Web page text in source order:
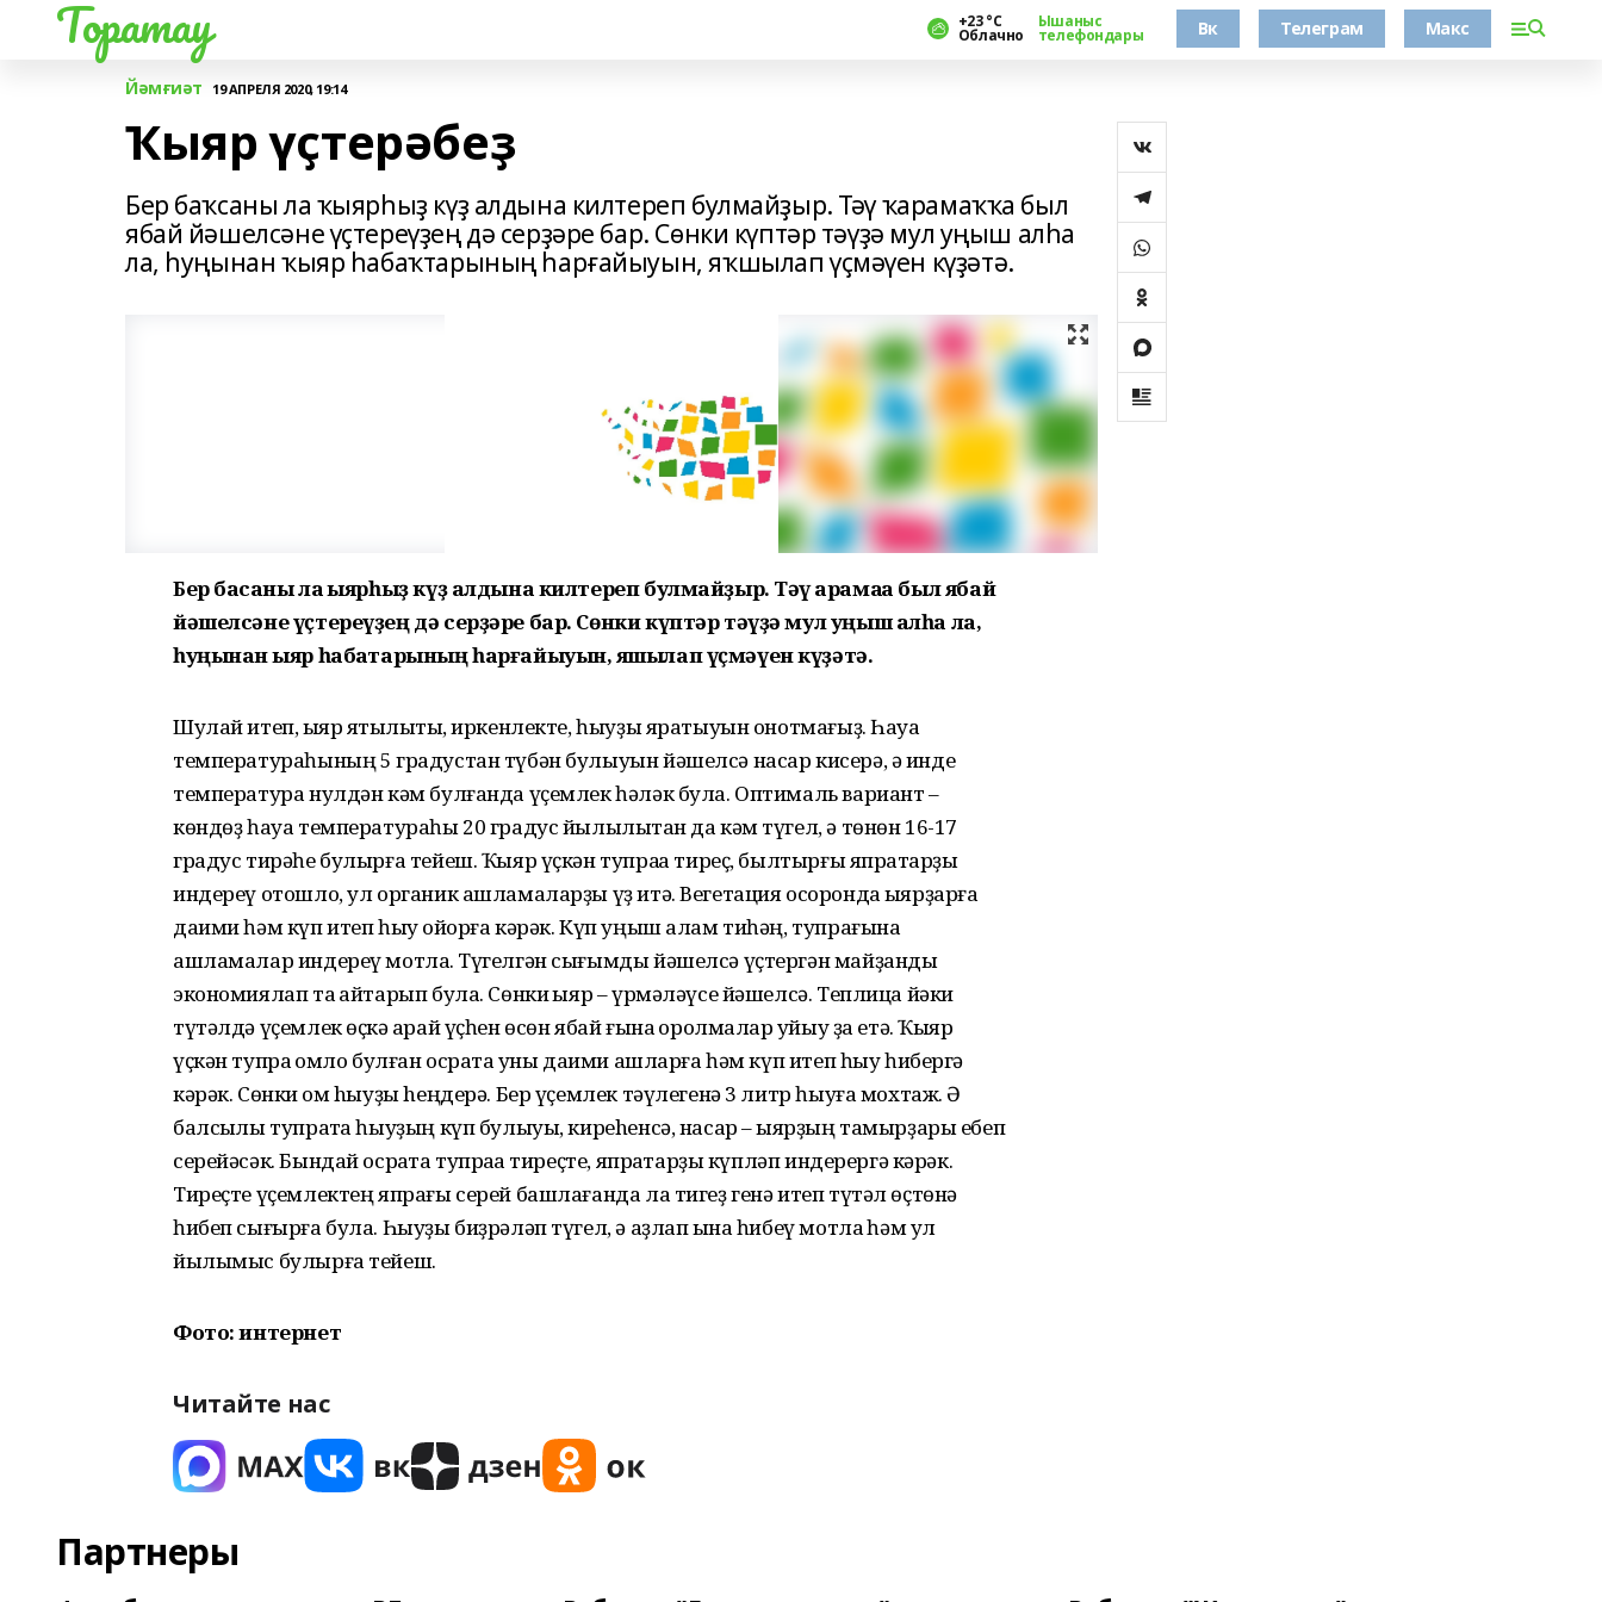
Торатау +23 °С
Облачно
Ышаныс
телефондары Вк Телеграм Макс
Йәмғиәт 19 АПРЕЛЯ 2020, 19:14
Ҡыяр үҫтерәбеҙ
Бер баҡсаны ла ҡыярһыҙ күҙ алдына килтереп булмайҙыр. Тәү ҡарамаҡҡа был
ябай йәшелсәне үҫтереүҙең дә серҙәре бар. Сөнки күптәр тәүҙә мул уңыш алһа
ла, һуңынан ҡыяр һабаҡтарының һарғайыуын, яҡшылап үҫмәүен күҙәтә.
Бер баҡсаны ла ҡыярһыҙ күҙ алдына килтереп булмайҙыр. Тәү ҡарамаҡҡа был ябай
йәшелсәне үҫтереүҙең дә серҙәре бар. Сөнки күптәр тәүҙә мул уңыш алһа ла,
һуңынан ҡыяр һабаҡтарының һарғайыуын, яҡшылап үҫмәүен күҙәтә.
Шулай итеп, ҡыяр яҡтылыҡты, иркенлекте, һыуҙы яратыуын онотмағыҙ. Һауа
температураһының 5 градустан түбән булыуын йәшелсә насар кисерә, ә инде
температура нулдән кәм булғанда үҫемлек һәләк була. Оптималь вариант –
көндөҙ һауа температураһы 20 градус йылылыҡтан да кәм түгел, ә төнөн 16-17
градус тирәһе булырға тейеш. Ҡыяр үҫкән тупраҡҡа тиреҫ, былтырғы япраҡтарҙы
индереү отошло, ул органик ашламаларҙы үҙ итә. Вегетация осоронда ҡыярҙарға
даими һәм күп итеп һыу ҡойорға кәрәк. Күп уңыш алам тиһәң, тупрағына
ашламалар индереү мотлаҡ. Түгелгән сығымды йәшелсә үҫтергән майҙанды
экономиялап та ҡайтарып була. Сөнки ҡыяр – үрмәләүсе йәшелсә. Теплица йәки
түтәлдә үҫемлек өҫкә ҡарай үҫһен өсөн ябай ғына ҡоролмалар ҡуйыу ҙа етә. Ҡыяр
үҫкән тупраҡ ҡомло булған осраҡта уны даими ашларға һәм күп итеп һыу һибергә
кәрәк. Сөнки ҡом hыуҙы hеңдерә. Бер үҫемлек тәүлегенә 3 литр һыуға мохтаж. Ә
балсыҡлы тупраҡта һыуҙың күп булыуы, киреhенсә, насар – ҡыярҙың тамырҙары ебеп
серейәсәк. Бындай осраҡта тупраҡҡа тиреҫте, япраҡтарҙы күпләп индерергә кәрәк.
Тиреҫте үҫемлектең япрағы серей башлағанда ла тигеҙ генә итеп түтәл өҫтөнә
һибеп сығырға була. Һыуҙы биҙрәләп түгел, ә аҙлап ҡына һибеү мотлаҡ һәм ул
йылымыс булырға тейеш.
Фото: интернет
Читайте нас
Партнеры